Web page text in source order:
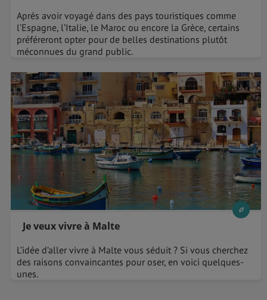
Après avoir voyagé dans des pays touristiques comme
l’Espagne, l’Italie, le Maroc ou encore la Grèce, certains
préféreront opter pour de belles destinations plutôt
méconnues du grand public.
Je veux vivre à Malte
L’idée d’aller vivre à Malte vous séduit ? Si vous cherchez
des raisons convaincantes pour oser, en voici quelques-
unes.